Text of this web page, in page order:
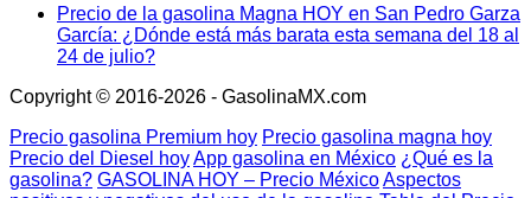
Precio de la gasolina Magna HOY en San Pedro Garza
García: ¿Dónde está más barata esta semana del 18 al
24 de julio?
Copyright © 2016-2026 - GasolinaMX.com
Precio gasolina Premium hoy Precio gasolina magna hoy
Precio del Diesel hoyApp gasolina en México ¿Qué es la
gasolina? GASOLINA HOY – Precio MéxicoAspectos